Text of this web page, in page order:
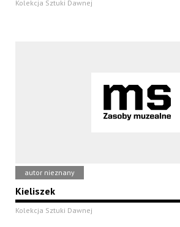
Kolekcja Sztuki Dawnej
autor nieznany
Kieliszek
Kolekcja Sztuki Dawnej